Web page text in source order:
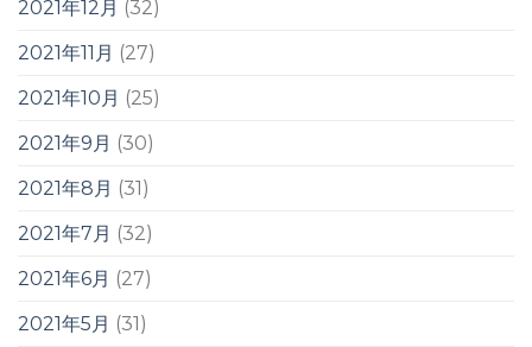
2021年12月 (32)
2021年11月 (27)
2021年10月 (25)
2021年9月 (30)
2021年8月 (31)
2021年7月 (32)
2021年6月 (27)
2021年5月 (31)